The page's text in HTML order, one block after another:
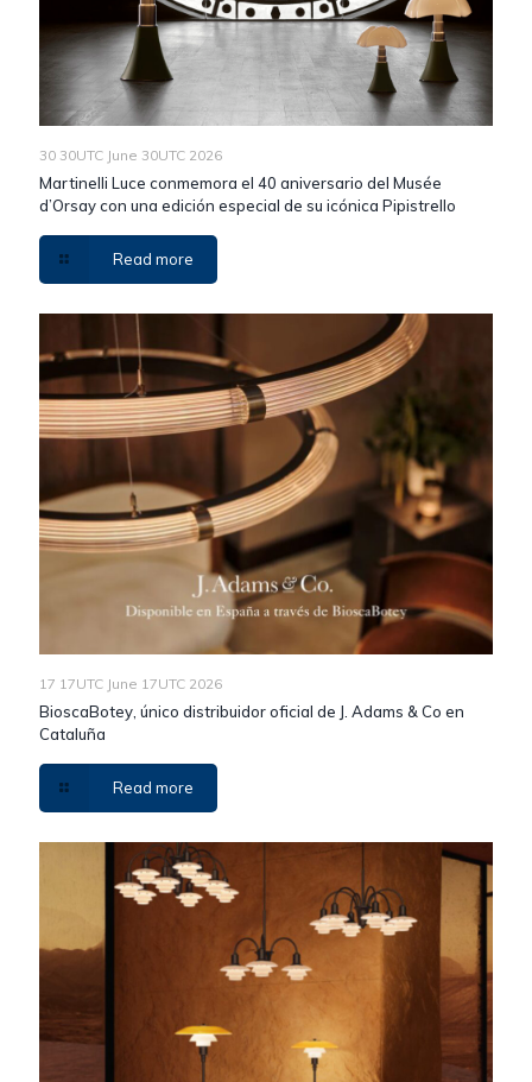
30 30UTC June 30UTC 2026
Martinelli Luce conmemora el 40 aniversario del Musée
d’Orsay con una edición especial de su icónica Pipistrello
Read more
17 17UTC June 17UTC 2026
BioscaBotey, único distribuidor oficial de J. Adams & Co en
Cataluña
Read more